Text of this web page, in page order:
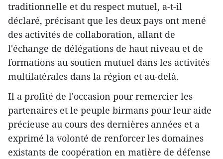
traditionnelle et du respect mutuel, a-t-il
déclaré, précisant que les deux pays ont mené
des activités de collaboration, allant de
l'échange de délégations de haut niveau et de
formations au soutien mutuel dans les activités
multilatérales dans la région et au-delà.
Il a profité de l'occasion pour remercier les
partenaires et le peuple birmans pour leur aide
précieuse au cours des dernières années et a
exprimé la volonté de renforcer les domaines
existants de coopération en matière de défense